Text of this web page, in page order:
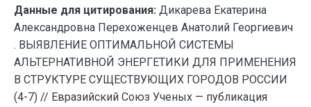
Данные для цитирования: Дикарева Екатерина
Александровна Перехоженцев Анатолий Георгиевич
. ВЫЯВЛЕНИЕ ОПТИМАЛЬНОЙ СИСТЕМЫ
АЛЬТЕРНАТИВНОЙ ЭНЕРГЕТИКИ ДЛЯ ПРИМЕНЕНИЯ
В СТРУКТУРЕ СУЩЕСТВУЮЩИХ ГОРОДОВ РОССИИ
(4-7) // Евразийский Союз Ученых — публикация